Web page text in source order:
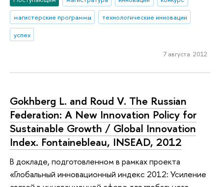
магистерские программы
технологические инновации
успех
7 августа 2012
Gokhberg L. and Roud V. The Russian
Federation: A New Innovation Policy for
Sustainable Growth / Global Innovation
Index. Fontainebleau, INSEAD, 2012
В докладе, подготовленном в рамках проекта
«Глобальный инновационный индекс 2012: Усиление